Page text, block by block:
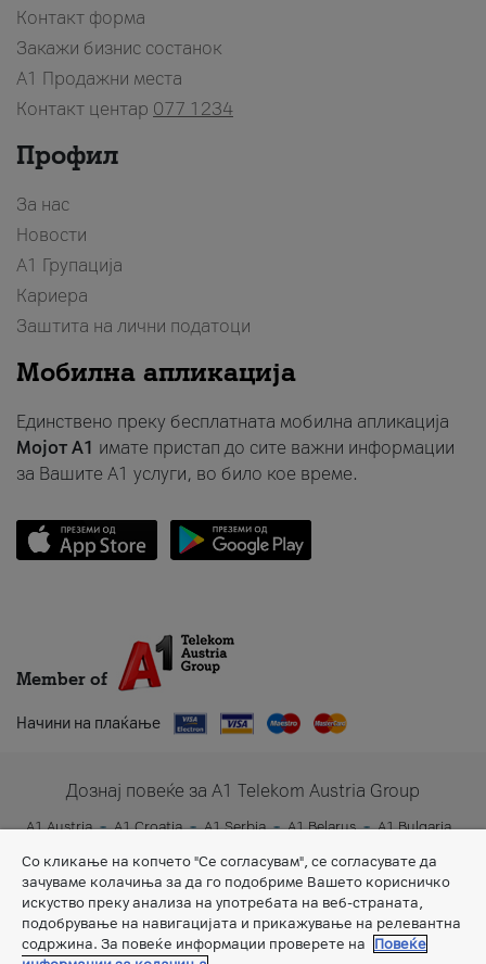
Контакт форма
Закажи бизнис состанок
A1 Продажни места
Контакт центар 077 1234
Профил
За нас
Новости
А1 Групација
Кариера
Заштита на лични податоци
Мобилна апликација
Единствено преку бесплатната мобилна апликација
Мојот A1 имате пристап до сите важни информации
за Вашите A1 услуги, во било кое време.
Member of
Начини на плаќање
Дознај повеќе за A1 Telekom Austria Group
A1 Austria A1 Croatia A1 Serbia A1 Belarus
A1 Bulgaria
Со кликање на копчето "Се согласувам", се согласувате да
зачуваме колачиња за да го подобриме Вашето корисничко
искуство преку анализа на употребата на веб-страната,
подобрување на навигацијата и прикажување на релевантна
содржина. За повеќе информации проверете на
Повеќе